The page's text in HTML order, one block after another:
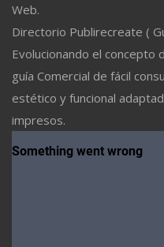
Web.
Directorio Publirecreate (
Evolucionando el concepto
guía Comercial de fácil
estético y funcional
impresos.